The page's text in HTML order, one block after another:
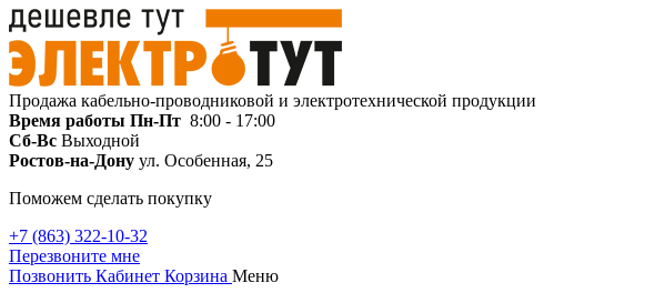
Продажа кабельно-проводниковой и электротехнической продукции
Время работы Пн-Пт 8:00 - 17:00
Сб-Вс Выходной
Ростов-на-Дону ул. Особенная, 25
Поможем сделать покупку
+7 (863) 322-10-32
Перезвоните мне
Позвонить Кабинет Корзина Меню